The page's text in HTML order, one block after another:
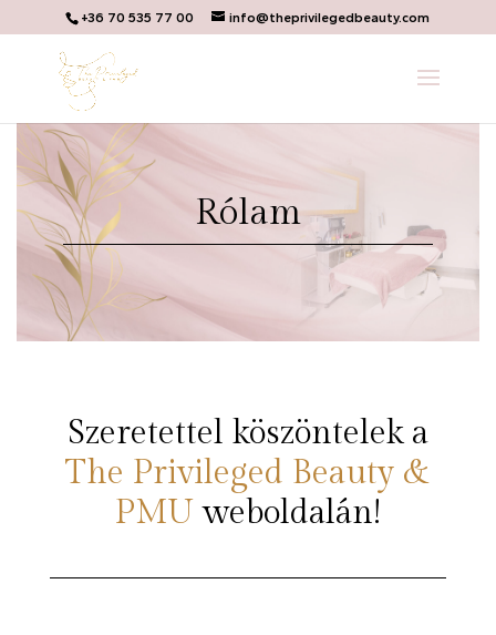
+36 70 535 77 00 info@theprivilegedbeauty.com
Rólam
Szeretettel köszöntelek a
The Privileged Beauty &
PMUweboldalán!